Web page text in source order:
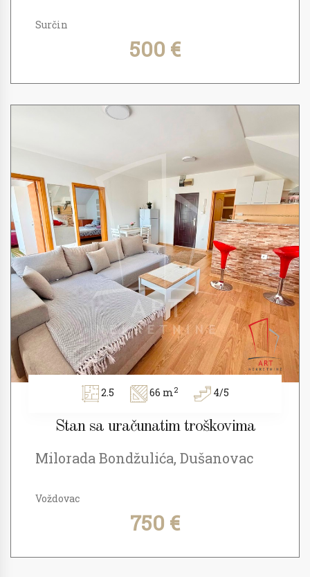
Surčin
500 €
2.5 66 m2 4/5
Stan sa uračunatim troškovima
Milorada Bondžulića, Dušanovac
Voždovac
750 €